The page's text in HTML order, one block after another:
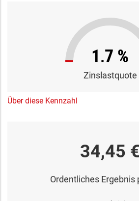
Zinslastquote
1,7 %
Über diese Kennzahl
Ordentliches Ergebnis
34,45 €